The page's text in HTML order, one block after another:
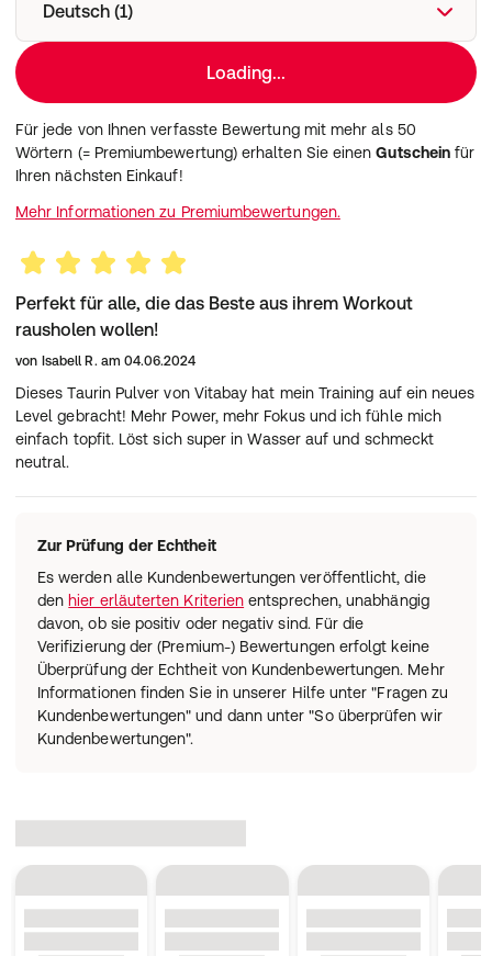
Deutsch (1)
Loading...
Für jede von Ihnen verfasste Bewertung mit mehr als 50
Wörtern (= Premiumbewertung) erhalten Sie einenGutschein für
Ihren nächsten Einkauf!
Mehr Informationen zu Premiumbewertungen.
Perfekt für alle, die das Beste aus ihrem Workout
rausholen wollen!
von Isabell R. am 04.06.2024
Dieses Taurin Pulver von Vitabay hat mein Training auf ein neues
Level gebracht! Mehr Power, mehr Fokus und ich fühle mich
einfach topfit. Löst sich super in Wasser auf und schmeckt
neutral.
Zur Prüfung der Echtheit
Es werden alle Kundenbewertungen veröffentlicht, die
den hier erläuterten Kriterien entsprechen, unabhängig
davon, ob sie positiv oder negativ sind. Für die
Verifizierung der (Premium-) Bewertungen erfolgt keine
Überprüfung der Echtheit von Kundenbewertungen. Mehr
Informationen finden Sie in unserer Hilfe unter "Fragen zu
Kundenbewertungen" und dann unter "So überprüfen wir
Kundenbewertungen".